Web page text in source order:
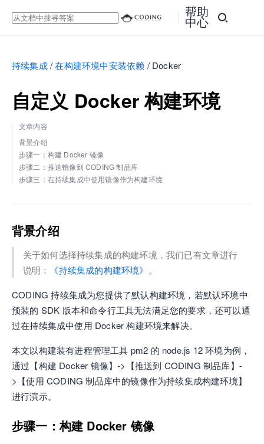
帮助
中心
持续集成/在构建环境中安装依赖 / Docker
自定义 Docker 构建环境
文章内容
背景介绍
步骤一：构建 Docker 镜像
步骤二：推送镜像到 CODING 制品库
步骤三：在持续集成中使用镜像作为构建环境
背景介绍
关于如何选择持续集成的构建环境，我们已有文章进行
说明：
《持续集成的构建环境》 。
CODING 持续集成为您提供了默认构建环境，若默认环境中
预装的 SDK 版本和命令行工具无法满足您的要求，还可以通
过在持续集成中使用 Docker 构建环境来解决。
本文以构建装有进程管理工具 pm2 的 node.js 12 环境为例，
通过【构建 Docker 镜像】->【推送到 CODING 制品库】-
>【使用 CODING 制品库中的镜像作为持续集成构建环境】
进行演示。
步骤一：构建 Docker 镜像